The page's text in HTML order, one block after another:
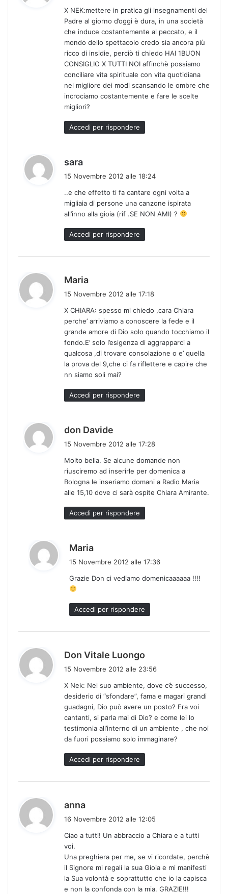
e
t
t
:
X NEK:mettere in pratica gli insegnamenti del
Padre al giorno d’oggi è dura, in una società
che induce costantemente al peccato, e il
mondo dello spettacolo credo sia ancora più
ricco di insidie, perciò ti chiedo HAI 1BUON
CONSIGLIO X TUTTI NOI affinchè possiamo
conciliare vita spirituale con vita quotidiana
nel migliore dei modi scansando le ombre che
incrociamo costantemente e fare le scelte
migliori?
Accedi per rispondere
sara
e
t
t
o
:
15 Novembre 2012 alle 18:24
..e che effetto ti fa cantare ogni volta a
migliaia di persone una canzone ispirata
all’inno alla gioia (rif .SE NON AMI) ?
Accedi per rispondere
Maria
e
t
t
15 Novembre 2012 alle 17:18
X CHIARA: spesso mi chiedo ,cara Chiara
perche’ arriviamo a conoscere la fede e il
grande amore di Dio solo quando tocchiamo il
fondo.E’ solo l’esigenza di aggrapparci a
qualcosa ,di trovare consolazione o e’ quella
la prova del 9,che ci fa riflettere e capire che
nn siamo soli mai?
Accedi per rispondere
don Davide
e
t
t
:
15 Novembre 2012 alle 17:28
Molto bella. Se alcune domande non
riusciremo ad inserirle per domenica a
Bologna le inseriamo domani a Radio Maria
alle 15,10 dove ci sarà ospite Chiara Amirante.
Accedi per rispondere
Maria
e
t
o
15 Novembre 2012 alle 17:36
Grazie Don ci vediamo domenicaaaaaa !!!!
Accedi per rispondere
Don Vitale Luongo
e
t
t
15 Novembre 2012 alle 23:56
X Nek: Nel suo ambiente, dove c’è successo,
desiderio di “sfondare”, fama e magari grandi
guadagni, Dio può avere un posto? Fra voi
cantanti, si parla mai di Dio? e come lei lo
testimonia all’interno di un ambiente , che noi
da fuori possiamo solo immaginare?
Accedi per rispondere
anna
e
t
16 Novembre 2012 alle 12:05
Ciao a tutti! Un abbraccio a Chiara e a tutti
voi.
Una preghiera per me, se vi ricordate, perchè
il Signore mi regali la sua Gioia e mi manifesti
la Sua volontà e soprattutto che io la capisca
e non la confonda con la mia. GRAZIE!!!